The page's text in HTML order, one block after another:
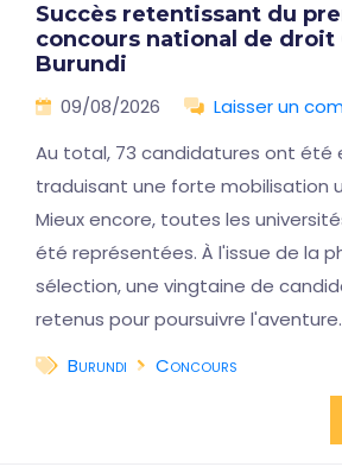
Succès retentissant du
concours national de droit
Burundi
09/08/2026
Laisser un
Au total, 73 candidatures ont été
traduisant une forte mobilisation
Mieux encore, toutes les
été représentées. À l'issue de la
sélection, une vingtaine de
retenus pour poursuivre l'aventure.
Burundi
Concours